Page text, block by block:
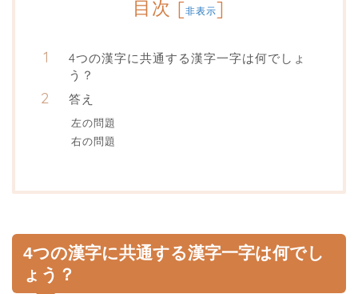
目次 [非表示]
4つの漢字に共通する漢字一字は何でしょ
う？
答え
左の問題
右の問題
4つの漢字に共通する漢字一字は何でし
ょう？